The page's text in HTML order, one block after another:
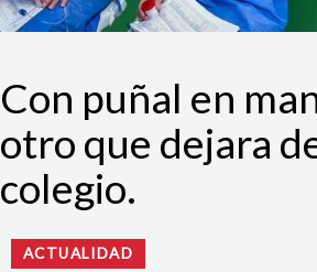
Con puñal en
otro que dejara
colegio.
ACTUALIDAD